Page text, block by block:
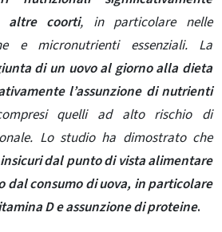
altre coorti, in particolare nelle
​​e micronutrienti essenziali. La
di un uovo al giorno alla dieta
l’assunzione di nutrienti
quelli ad alto rischio di
Lo studio ha dimostrato che
dal punto di vista alimentare
dal consumo di uova, in particolare
D e assunzione di proteine.